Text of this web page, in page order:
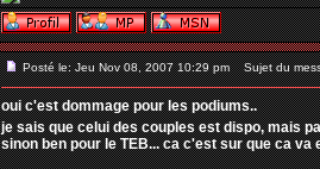
Posté le: Jeu Nov 08, 2007 10:29 pm Sujet du
oui c'est dommage pour les podiums..
je sais que celui des couples est dispo, mais
sinon ben pour le TEB... ca c'est sur que ca va